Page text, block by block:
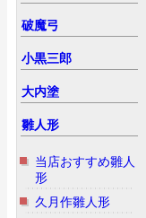
破魔弓
小黒三郎
大内塗
雛人形
当店おすすめ雛人
形
久月作雛人形